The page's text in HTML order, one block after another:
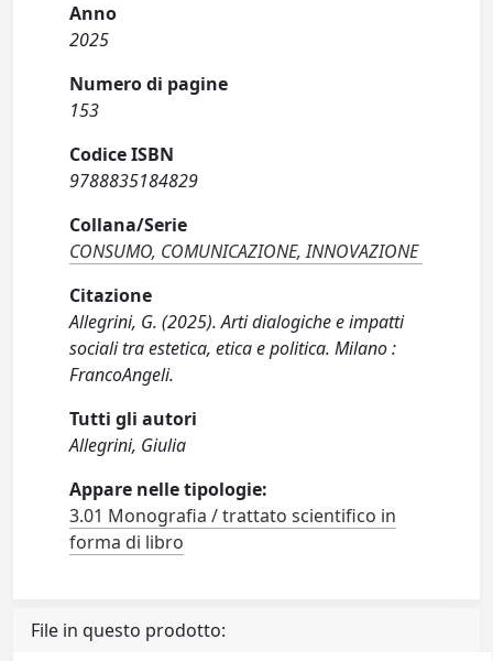
Anno
2025
Numero di pagine
153
Codice ISBN
9788835184829
Collana/Serie
CONSUMO, COMUNICAZIONE, INNOVAZIONE
Citazione
Allegrini, G. (2025). Arti dialogiche e impatti
sociali tra estetica, etica e politica. Milano :
FrancoAngeli.
Tutti gli autori
Allegrini, Giulia
Appare nelle tipologie:
3.01 Monografia / trattato scientifico in
forma di libro
File in questo prodotto: